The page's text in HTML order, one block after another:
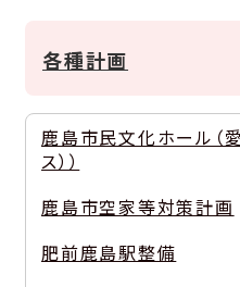
各種計画
鹿島市民文化ホール（
ス））
鹿島市空家等対策計画
肥前鹿島駅整備